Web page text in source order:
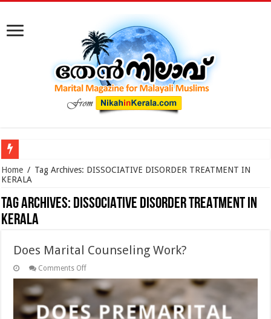
കോടതിക്ക് പുറത്ത് നടക്കുന്ന മുസ്‌ലിം വിവാഹ മോചനം: കുടുംബ
Home / Tag Archives: DISSOCIATIVE DISORDER TREATMENT IN
KERALA
Tag Archives: DISSOCIATIVE DISORDER TREATMENT IN
KERALA
Does Marital Counseling Work?
Comments Offon
Marital
Counseling